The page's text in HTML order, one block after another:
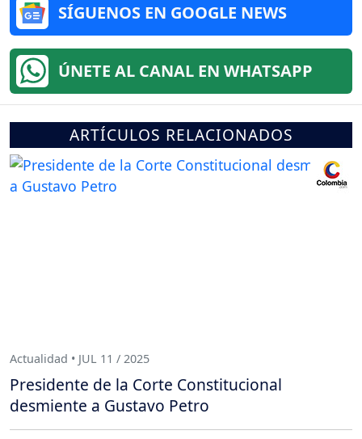
SÍGUENOS EN GOOGLE NEWS
ÚNETE AL CANAL EN WHATSAPP
ARTÍCULOS RELACIONADOS
Actualidad • JUL 11 / 2025
Presidente de la Corte Constitucional
desmiente a Gustavo Petro